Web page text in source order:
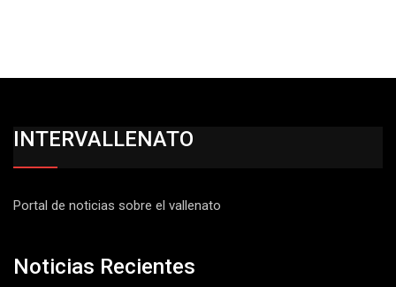
INTERVALLENATO
Portal de noticias sobre el vallenato
Noticias Recientes